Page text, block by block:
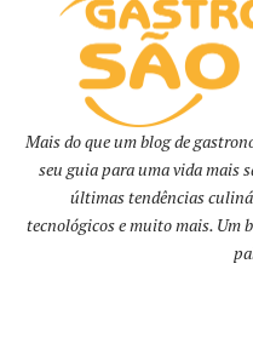
Mais do que um blog de
seu guia para uma vida mais
últimas tendências
tecnológicos e muito mais. Um